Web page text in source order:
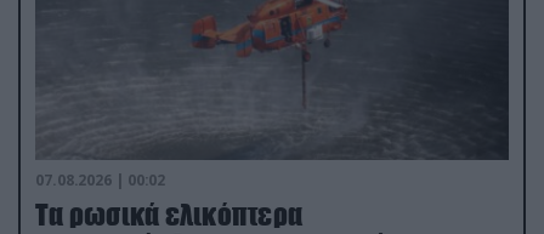
07.08.2026 | 00:02
Τα ρωσικά ελικόπτερα